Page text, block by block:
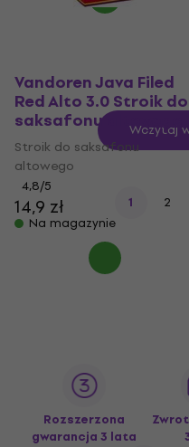
Vandoren Java Filed
Red Alto 3.0 Stroik do
saksafonu altowego
Stroik do saksafonu
altowego
4,8/5
14,9 zł
Na magazynie
Wczytaj
1 2
Rozszerzona
gwarancja 3 lata